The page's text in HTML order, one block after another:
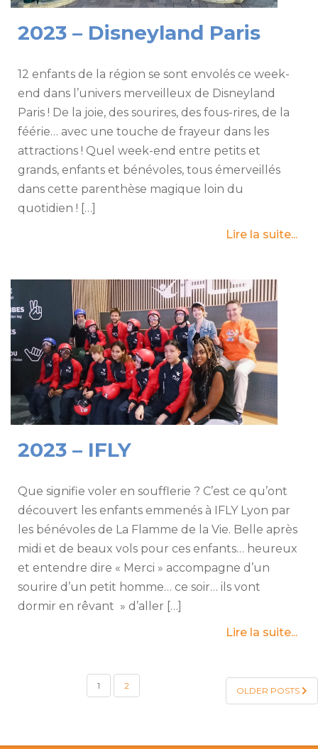
2023 – Disneyland Paris
12 enfants de la région se sont envolés ce week-
end dans l’univers merveilleux de Disneyland
Paris ! De la joie, des sourires, des fous-rires, de la
féérie… avec une touche de frayeur dans les
attractions ! Quel week-end entre petits et
grands, enfants et bénévoles, tous émerveillés
dans cette parenthèse magique loin du
quotidien ! […]
Lire la suite...
2023 – IFLY
Que signifie voler en soufflerie ? C’est ce qu’ont
découvert les enfants emmenés à IFLY Lyon par
les bénévoles de La Flamme de la Vie. Belle après
midi et de beaux vols pour ces enfants… heureux
et entendre dire « Merci » accompagne d’un
sourire d’un petit homme… ce soir… ils vont
dormir en rêvant » d’aller […]
Lire la suite...
PAGINATION
1 2 OLDER POSTS